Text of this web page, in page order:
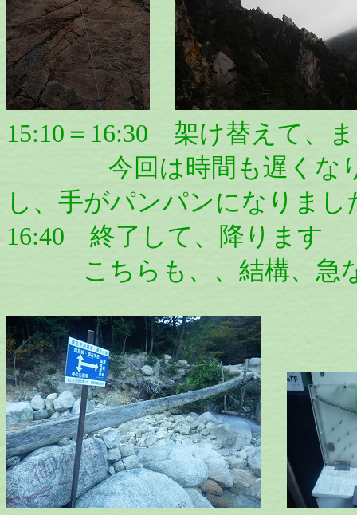
15:10＝16:30 架け替えて、
今回は時間も遅くなり
し、手がパンパンになりま
16:40 終了して、降ります
こちらも、、結構、急な